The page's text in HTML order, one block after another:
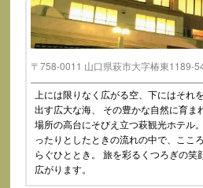
〒758-0011 山口県萩市大字椿東1189-
上には限りなく広がる空、下にはそれ
出す広大な海、 その豊かな自然に育ま
場所の高台にそびえ立つ萩観光ホテル
ったりとしたときの流れの中で、ここ
らぐひととき。 旅を彩るくつろぎの笑
広がります。